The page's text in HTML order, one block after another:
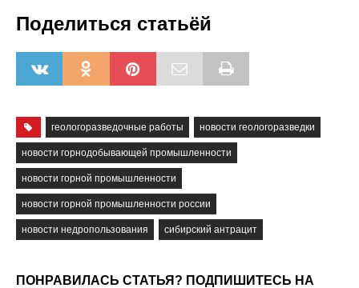
Поделиться статьёй
геологоразведочные работы новости геологоразведки
новости горнодобывающей промышленности
новости горной промышленности
новости горной промышленности россии
новости недропользования сибирский антрацит
ПОНРАВИЛАСЬ СТАТЬЯ? ПОДПИШИТЕСЬ НА